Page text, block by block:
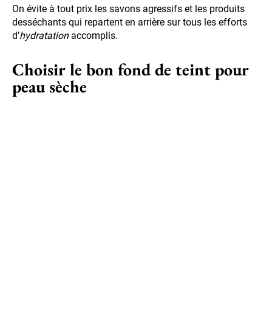
On évite à tout prix les savons agressifs et les produits
desséchants qui repartent en arrière sur tous les efforts
d’hydratationaccomplis.
Choisir le bon fond de teint pour
peau sèche